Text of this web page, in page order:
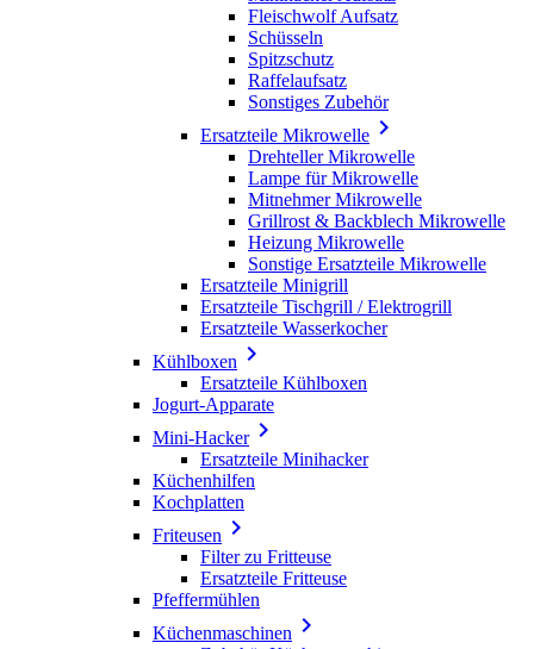
Fleischwolf Aufsatz
Schüsseln
Spitzschutz
Raffelaufsatz
Sonstiges Zubehör
Ersatzteile Mikrowelle 
Drehteller Mikrowelle
Lampe für Mikrowelle
Mitnehmer Mikrowelle
Grillrost & Backblech Mikrowelle
Heizung Mikrowelle
Sonstige Ersatzteile Mikrowelle
Ersatzteile Minigrill
Ersatzteile Tischgrill / Elektrogrill
Ersatzteile Wasserkocher
Kühlboxen 
Ersatzteile Kühlboxen
Jogurt-Apparate
Mini-Hacker
Ersatzteile Minihacker
Küchenhilfen
Kochplatten
Friteusen 
Filter zu Fritteuse
Ersatzteile Fritteuse
Pfeffermühlen
Küchenmaschinen 